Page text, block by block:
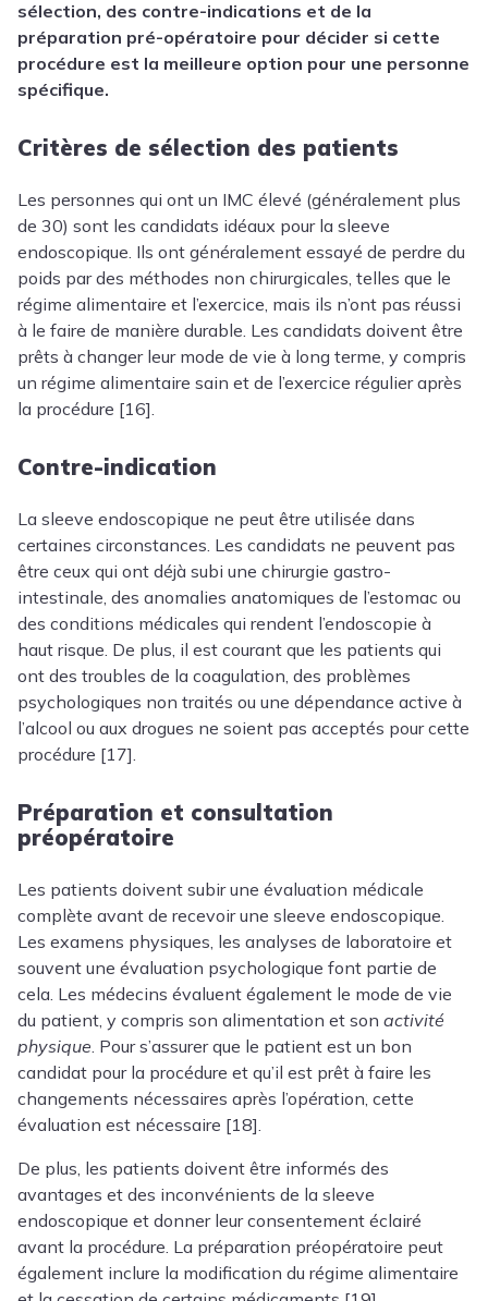
sélection, des contre-indications et de la
préparation pré-opératoire pour décider si cette
procédure est la meilleure option pour une personne
spécifique.
Critères de sélection des patients
Les personnes qui ont un IMC élevé (généralement plus
de 30) sont les candidats idéaux pour la sleeve
endoscopique. Ils ont généralement essayé de perdre du
poids par des méthodes non chirurgicales, telles que le
régime alimentaire et l’exercice, mais ils n’ont pas réussi
à le faire de manière durable. Les candidats doivent être
prêts à changer leur mode de vie à long terme, y compris
un régime alimentaire sain et de l’exercice régulier après
la procédure [16].
Contre-indication
La sleeve endoscopique ne peut être utilisée dans
certaines circonstances. Les candidats ne peuvent pas
être ceux qui ont déjà subi une chirurgie gastro-
intestinale, des anomalies anatomiques de l’estomac ou
des conditions médicales qui rendent l’endoscopie à
haut risque. De plus, il est courant que les patients qui
ont des troubles de la coagulation, des problèmes
psychologiques non traités ou une dépendance active à
l’alcool ou aux drogues ne soient pas acceptés pour cette
procédure [17].
Préparation et consultation
préopératoire
Les patients doivent subir une évaluation médicale
complète avant de recevoir une sleeve endoscopique.
Les examens physiques, les analyses de laboratoire et
souvent une évaluation psychologique font partie de
cela. Les médecins évaluent également le mode de vie
du patient, y compris son alimentation et son activité
physique . Pour s’assurer que le patient est un bon
candidat pour la procédure et qu’il est prêt à faire les
changements nécessaires après l’opération, cette
évaluation est nécessaire [18].
De plus, les patients doivent être informés des
avantages et des inconvénients de la sleeve
endoscopique et donner leur consentement éclairé
avant la procédure. La préparation préopératoire peut
également inclure la modification du régime alimentaire